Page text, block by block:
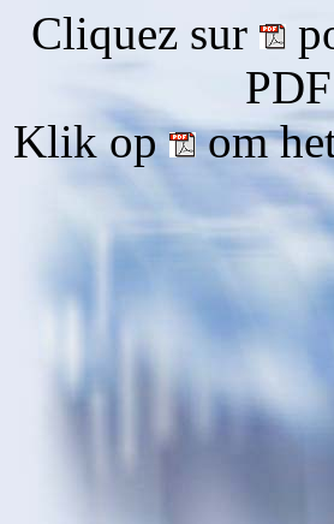
Cliquez sur
Klik op om